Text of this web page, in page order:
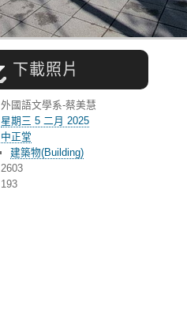
下載照片
外國語文學系-蔡美慧
星期三 5 二月 2025
中正堂
建築物(Building)
2603
193